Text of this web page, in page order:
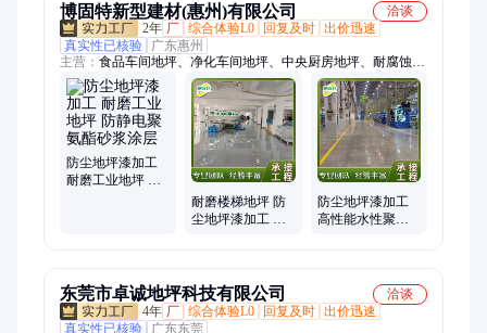
博固特新型建材(惠州)有限公司
洽谈
2年 厂 综合体验L0 回复及时 出价迅速
真实性已核验
广东惠州
主营： 食品车间地坪、净化车间地坪、中央厨房地坪、耐腐蚀地
坪、耐酸碱地坪、糖果车间地坪、洁净车间地坪、防静电聚氨酯
地坪、耐用地坪、水性聚氨酯砂浆地面、防静电聚氨酯砂浆涂
层、聚氨酯彩砂自流平涂层、薄型聚氨酯自流平地面、标准型聚
氨酯地坪涂料、高性能聚氨酯自流平层、防静电聚氨酯砂浆地
面、水性聚氨酯彩砂地面、薄涂聚氨酯自流平系统、标准聚氨酯
自流平涂料、高性能水性聚氨酯地面、防静电聚氨酯自流平地、
聚氨酯树脂防滑地板、树脂抗滑耐磨地坪、楼梯专用耐磨地坪、
防尘地坪漆加工
耐磨工业地坪 防
耐磨楼梯地坪 防
尘地坪漆加工 防
防尘地坪漆加工
高性能水性聚氨
东莞市卓诚地坪科技有限公司
洽谈
4年 厂 综合体验L0 回复及时 出价迅速
真实性已核验
广东东莞